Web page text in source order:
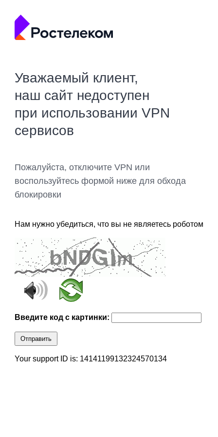
Уважаемый клиент,
наш сайт недоступен
при использовании VPN
сервисов
Пожалуйста, отключите VPN или
воспользуйтесь формой ниже для обхода
блокировки
Нам нужно убедиться, что вы не являетесь роботом
Введите код с картинки:
Отправить
Your support ID is: 14141199132324570134